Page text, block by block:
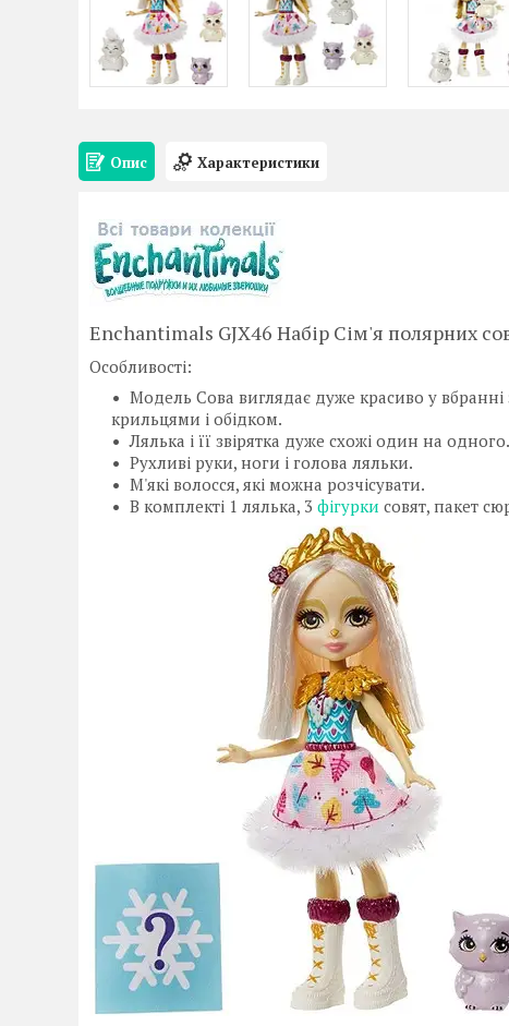
Опис Характеристики
Enchantimals GJX46 Набір Сім'я полярних
Особливості:
Модель Сова виглядає дуже красиво у
крильцями і обідком.
Лялька і її звірятка дуже схожі один на одного.
Рухливі руки, ноги і голова ляльки.
М'які волосся, які можна розчісувати.
В комплекті 1 лялька, 3 фігурки совят, пакет